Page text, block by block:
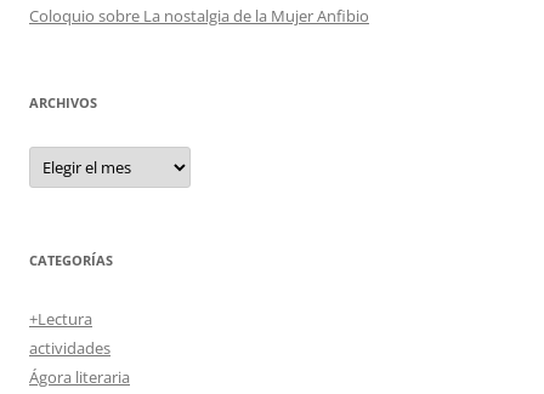
Coloquio sobre La nostalgia de la Mujer Anfibio
ARCHIVOS
Archivos
CATEGORÍAS
+Lectura
actividades
Ágora literaria